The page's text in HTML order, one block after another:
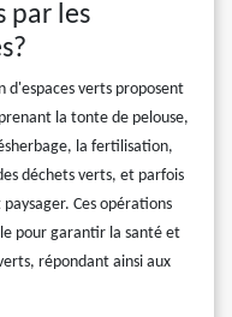
par les
d'espaces verts proposent
la tonte de pelouse,
la fertilisation,
déchets verts, et parfois
Ces opérations
pour garantir la santé et
répondant ainsi aux